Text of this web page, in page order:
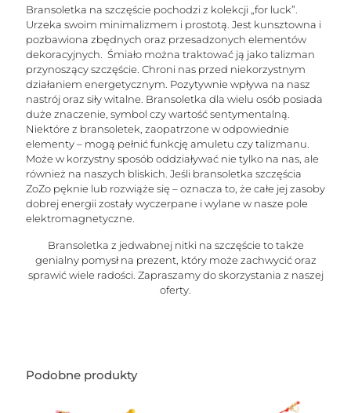
Bransoletka na szczęście pochodzi z kolekcji „for luck”.
Urzeka swoim minimalizmem i prostotą. Jest kunsztowna i
pozbawiona zbędnych oraz przesadzonych elementów
dekoracyjnych. Śmiało można traktować ją jako talizman
przynoszący szczęście. Chroni nas przed niekorzystnym
działaniem energetycznym. Pozytywnie wpływa na nasz
nastrój oraz siły witalne. Bransoletka dla wielu osób posiada
duże znaczenie, symbol czy wartość sentymentalną.
Niektóre z bransoletek, zaopatrzone w odpowiednie
elementy – mogą pełnić funkcję amuletu czy talizmanu.
Może w korzystny sposób oddziaływać nie tylko na nas, ale
również na naszych bliskich. Jeśli bransoletka szczęścia
ZoZo pęknie lub rozwiąże się – oznacza to, że całe jej zasoby
dobrej energii zostały wyczerpane i wylane w nasze pole
elektromagnetyczne.
Bransoletka z jedwabnej nitki na szczęście to także
genialny pomysł na prezent, który może zachwycić oraz
sprawić wiele radości. Zapraszamy do skorzystania z naszej
oferty.
Podobne produkty